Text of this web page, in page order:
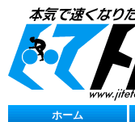
ホーム